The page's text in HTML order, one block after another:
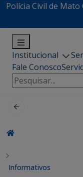
Polícia Civil de Mato
Institucional
Fale Conosco
Pesquisar
por:
Informativos